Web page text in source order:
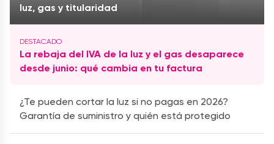
luz, gas y titularidad
La rebaja del IVA de la luz y el gas desaparece
desde junio: qué cambia en tu factura
¿Te pueden cortar la luz si no pagas en 2026?
Garantía de suministro y quién está protegido